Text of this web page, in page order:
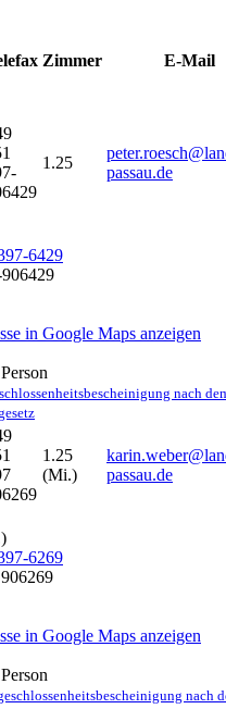
Zimmer E-Mail
1.25
passau.de
6429
in Google Maps anzeigen
nach
1.25
(Mi.)
passau.de
6269
in Google Maps anzeigen
nach